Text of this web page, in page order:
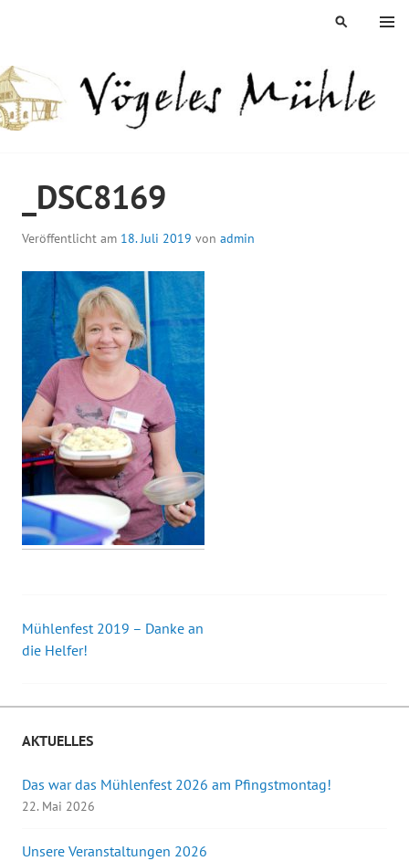
MENÜ
SUCHEN
_DSC8169
Veröffentlicht am 18. Juli 2019 von admin
Beitrags-
Mühlenfest 2019 – Danke an
die Helfer!
AKTUELLES
Das war das Mühlenfest 2026 am Pfingstmontag!
22. Mai 2026
Unsere Veranstaltungen 2026